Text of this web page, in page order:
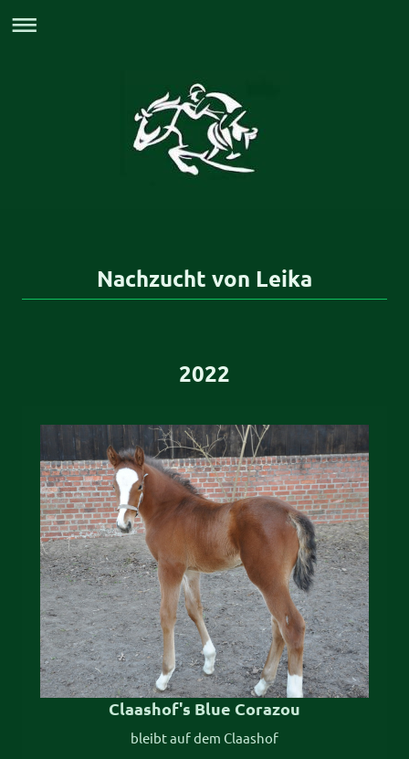
Nachzucht von Leika
2022
Claashof's Blue Corazou
bleibt auf dem Claashof